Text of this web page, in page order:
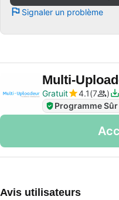
Signaler un problème
Multi-
Gratuit
4.1 7
Programme Sûr
Avis utilisateurs